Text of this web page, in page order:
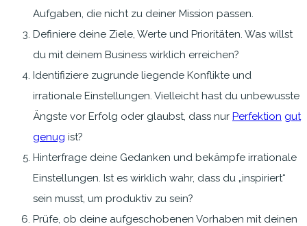
Aufgaben, die nicht zu deiner Mission passen.
Definiere deine Ziele, Werte und Prioritäten. Was willst
du mit deinem Business wirklich erreichen?
Identifiziere zugrunde liegende Konflikte und
irrationale Einstellungen. Vielleicht hast du unbewusste
Ängste vor Erfolg oder glaubst, dass nur Perfektion gut
genug ist?
Hinterfrage deine Gedanken und bekämpfe irrationale
Einstellungen. Ist es wirklich wahr, dass du „inspiriert“
sein musst, um produktiv zu sein?
Prüfe, ob deine aufgeschobenen Vorhaben mit deinen